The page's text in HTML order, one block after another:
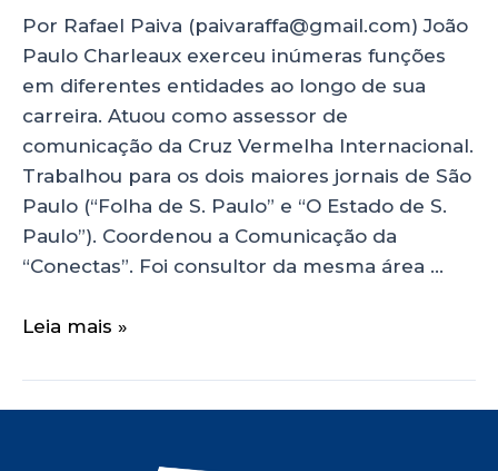
Por Rafael Paiva (paivaraffa@gmail.com) João
Paulo Charleaux exerceu inúmeras funções
em diferentes entidades ao longo de sua
carreira. Atuou como assessor de
comunicação da Cruz Vermelha Internacional.
Trabalhou para os dois maiores jornais de São
Paulo (“Folha de S. Paulo” e “O Estado de S.
Paulo”). Coordenou a Comunicação da
“Conectas”. Foi consultor da mesma área …
Leia mais »